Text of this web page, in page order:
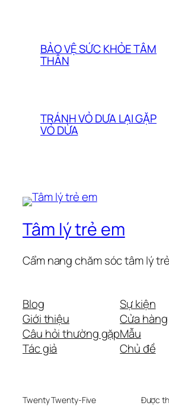
BẢO VỆ SỨC KHỎE TÂM
THÂN
TRÁNH VỎ DƯA LẠI GẶP
VỎ DỪA
Tâm lý trẻ em
Cẩm nang chăm sóc tâm lý
Blog
Giới thiệu
Câu hỏi thường gặp
Tác giả
Sự kiện
Cửa hàng
Mẫu
Chủ đề
Twenty Twenty-Five Được